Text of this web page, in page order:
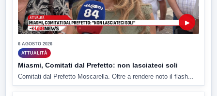
▶
6 AGOSTO 2026
ATTUALITÀ
Miasmi, Comitati dal Prefetto: non lasciateci soli
Comitati dal Prefetto Moscarella. Oltre a rendere noto il flash...